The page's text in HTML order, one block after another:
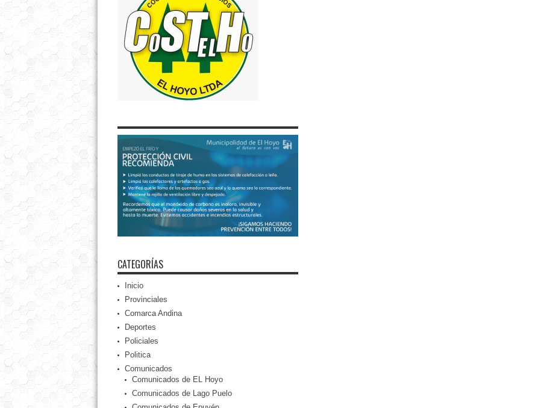
CATEGORÍAS
Inicio
Provinciales
Comarca Andina
Deportes
Policiales
Politica
Comunicados
Comunicados de EL Hoyo
Comunicados de Lago Puelo